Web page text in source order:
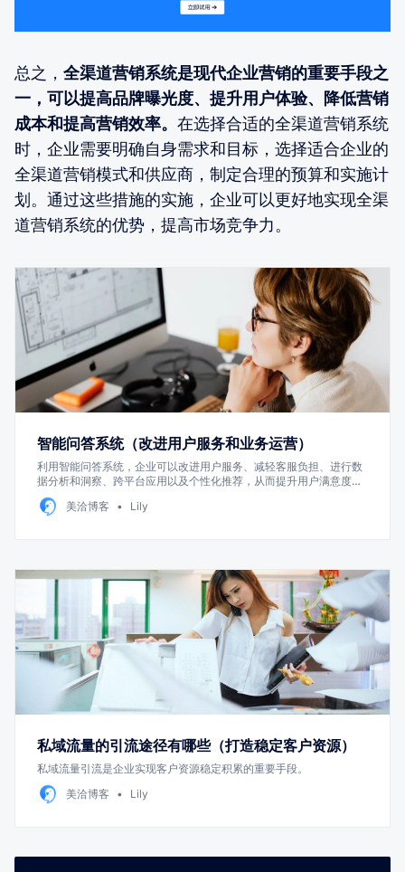
总之， 全渠道营销系统是现代企业营销的重要手段之
一，可以提高品牌曝光度、提升用户体验、降低营销
成本和提高营销效率。 在选择合适的全渠道营销系统
时，企业需要明确自身需求和目标，选择适合企业的
全渠道营销模式和供应商，制定合理的预算和实施计
划。通过这些措施的实施，企业可以更好地实现全渠
道营销系统的优势，提高市场竞争力。
智能问答系统（改进用户服务和业务运营）
利用智能问答系统，企业可以改进用户服务、减轻客服负担、进行数
据分析和洞察、跨平台应用以及个性化推荐，从而提升用户满意度、
优化业务运营，并实现商业价值。
美洽博客
Lily
私域流量的引流途径有哪些（打造稳定客户资源）
私域流量引流是企业实现客户资源稳定积累的重要手段。
美洽博客
Lily